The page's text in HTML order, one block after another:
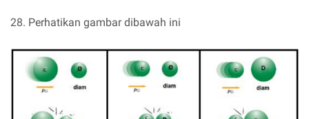
28. Perhatikan gambar dibawah ini